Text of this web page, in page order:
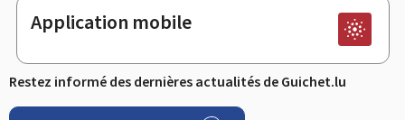
Application mobile
Restez informé des dernières actualités de Guichet.lu